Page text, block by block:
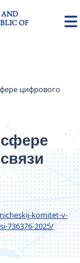
AND
OF
цифрового
сфере
komitet-v-
736376-2025/